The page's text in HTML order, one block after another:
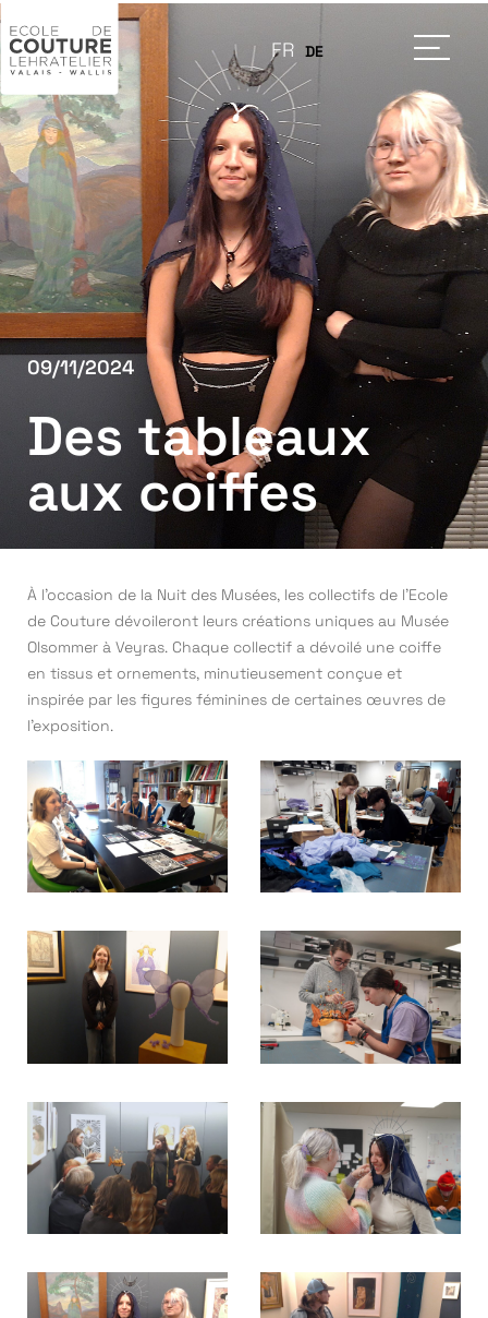
FR DE
09/11/2024
Des tableaux
aux coiffes
À l’occasion de la Nuit des Musées, les collectifs de l’Ecole
de Couture dévoileront leurs créations uniques au Musée
Olsommer à Veyras. Chaque collectif a dévoilé une coiffe
en tissus et ornements, minutieusement conçue et
inspirée par les figures féminines de certaines œuvres de
l’exposition.